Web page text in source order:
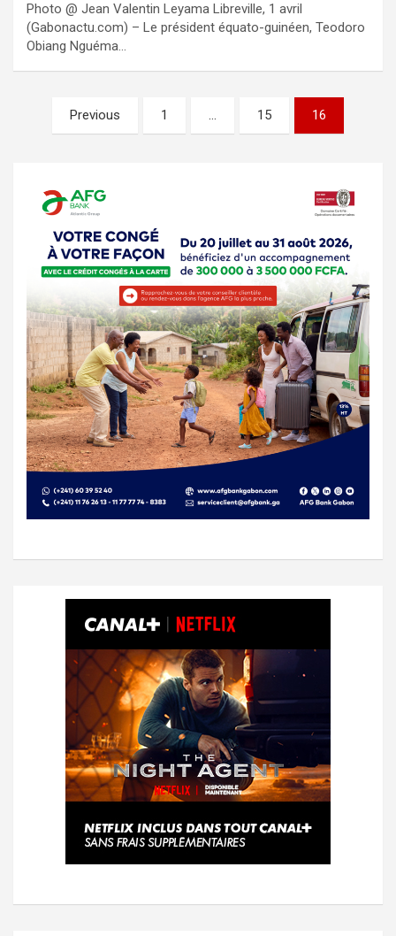
Photo @ Jean Valentin Leyama Libreville, 1 avril
(Gabonactu.com) – Le président équato-guinéen, Teodoro
Obiang Nguéma…
Pagination
Previous 1 … 15 16